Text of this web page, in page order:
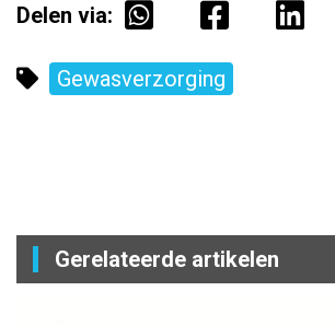
Delen via:
Gewasverzorging
Gerelateerde artikelen